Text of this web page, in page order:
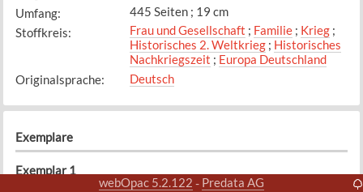
Umfang:
445 Seiten ; 19 cm
Stoffkreis: Frau und Gesellschaft ; Familie; Krieg;
Historisches 2. Weltkrieg; Historisches
Nachkriegszeit ; Europa Deutschland
Originalsprache: Deutsch
Exemplare
Exemplar 1
Bibliothek
webOpac 5.2.122 - Predata AG